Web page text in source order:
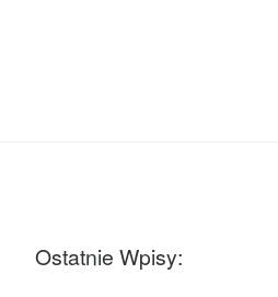
Ostatnie Wpisy: